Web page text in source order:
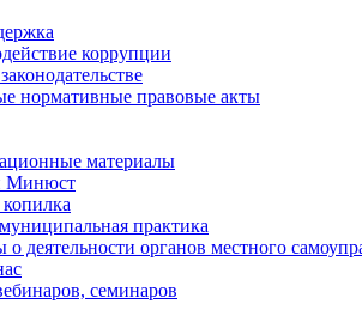
коррупции
нормативные правовые акты
материалы
Минюст
практика
деятельности органов местного
семинаров